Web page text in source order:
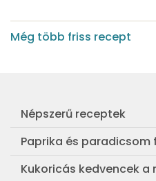
Még több friss recept
Népszerű receptek
Frankfurti leves
Egyszerű muffin
Paprika és paradicsom
Pan con Tomate
Kukoricás kedvencek a